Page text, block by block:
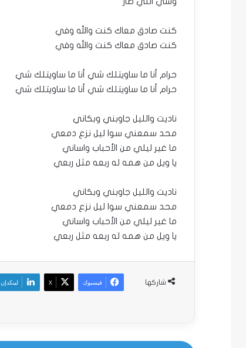
كنت صادق معاك كنت والله وفي
كنت صادق معاك كنت والله وفي
حرام أنا ما ساويتلك شي أنا ما ساويتلك شي
حرام أنا ما ساويتلك شي أنا ما ساويتلك شي
ناديت والليل جاوبني وبكاني
محد سمعني سوا ليل نزع دمعي
ما غير ليلي من الأحباب واساني
يا ويل من همه له ربعه مثل ربعي
ناديت والليل جاوبني وبكاني
محد سمعني سوا ليل نزع دمعي
ما غير ليلي من الأحباب واساني
يا ويل من همه له ربعه مثل ربعي
شاركها فيسبوك ‫X لينكدإن